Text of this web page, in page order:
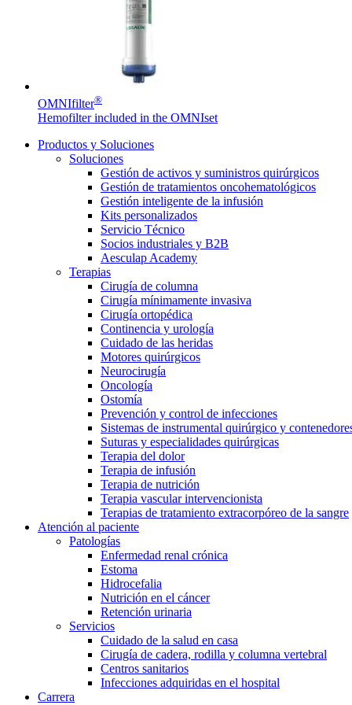
Catálogo de productos
Encuentra el producto que estás buscando. Visita el catálogo
Cuidado de la salud en casa
Cuidar de la salud en casa te ofrece la posibilidad de
Encuentra tu trabajo
Descubre tus oportunidades profesionales en B. Braun.
Contacto
En diálogo con B. Braun. Ponte en contacto con nosotros.
OMNIfilter®
Hemofilter included in the OMNIset
Productos y Soluciones
Soluciones
Gestión de activos y suministros quirúrgicos
Gestión de tratamientos oncohematológicos
Gestión inteligente de la infusión
Kits personalizados
Servicio Técnico
Socios industriales y B2B
Aesculap Academy
Terapias
Cirugía de columna
Cirugía mínimamente invasiva
Cirugía ortopédica
Continencia y urología
Cuidado de las heridas
Motores quirúrgicos
Neurocirugía
Oncología
Ostomía
Prevención y control de infecciones
Sistemas de instrumental quirúrgico y
Suturas y especialidades quirúrgicas
Terapia del dolor
Terapia de infusión
Terapia de nutrición
Terapia vascular intervencionista
Terapias de tratamiento extracorpóreo de la sangre
Atención al paciente
Patologías
Enfermedad renal crónica
Estoma
Hidrocefalia
Nutrición en el cáncer
Retención urinaria
Servicios
Cuidado de la salud en casa
Cirugía de cadera, rodilla y columna vertebral
Centros sanitarios
Infecciones adquiridas en el hospital
Carrera